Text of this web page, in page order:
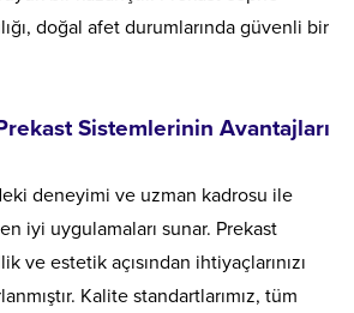
doğal afet durumlarında güvenli bir
Sistemlerinin Avantajları
deneyimi ve uzman kadrosu ile
iyi uygulamaları sunar. Prekast
ve estetik açısından ihtiyaçlarınızı
Kalite standartlarımız, tüm